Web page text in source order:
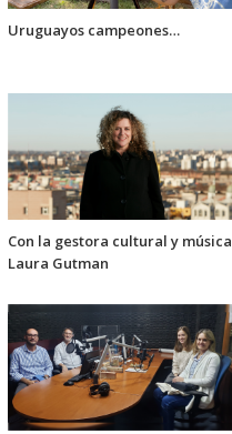
Uruguayos campeones…
Con la gestora cultural y música
Laura Gutman